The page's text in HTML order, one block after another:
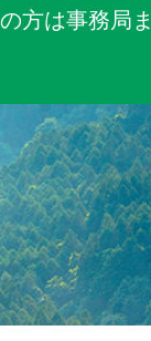
方は事務局